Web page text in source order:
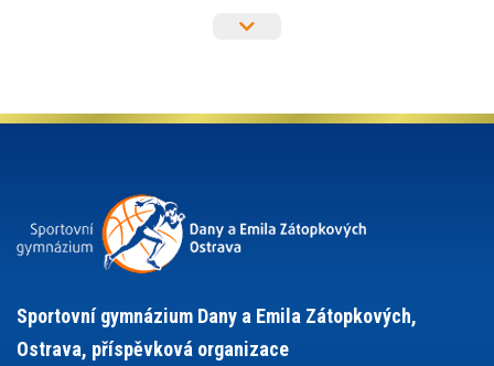
olympiáda dětí a mládeže organizace plavání
snowboarding
sportovní gymnastika sportovní lezení
stolní tenis střelba
teorie sportovní přípravy
tělesná výchova
událost
volejbal
vybavení vysvědčení vzpírání
Sportovní gymnázium Dany a Emila Zátopkových,
Ostrava, příspěvková organizace